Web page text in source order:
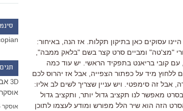
עסוקים כאן בתיקון תקלות. אז הנה, באיחור:
"מצ'טה" ומביים סרט קצר בשם "בלאק ממבה",
קובי בריאנט בתפקיד הראשי. יש עוד כמה
ללחוץ מיד על כפתור הצפייה, אבל אז יהרוס לכם
זה סימפטי. ויש עניין שצריך לשים לב אליו:
מאפשר לנו תקציב גדול יותר, ותקציב גדול
הזה הוא שיר הלל מפורש ומודע לעצמו לתוכן
תגים
3D
אוסקר 2011
אוסקר 2015